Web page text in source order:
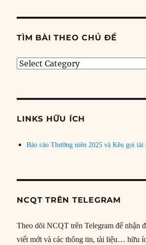
TÌM BÀI THEO CHỦ ĐỀ
Tìm
đề
LINKS HỮU ÍCH
Báo cáo Thường niên 2025 và Kêu gọi tài
NCQT TRÊN TELEGRAM
Theo dõi NCQT trên Telegram để nhận
viết mới và các thông tin, tài liệu… hữu